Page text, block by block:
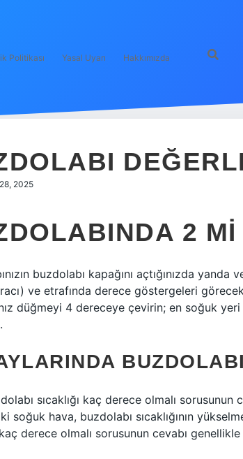
Politikası Yasal Uyarı Hakkımızda
2025
2
buzdolabı kapağını açtığınızda
ve etrafında derece göstergeleri
düğmeyi 4 dereceye çevirin; en soğuk
sıcaklığı kaç derece olmalı
soğuk hava, buzdolabı sıcaklığının
kaç derece olmalı sorusunun cevabı